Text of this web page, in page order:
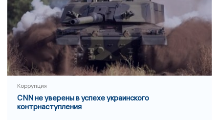
Коррупция
CNN не уверены в успехе украинского
контрнаступления